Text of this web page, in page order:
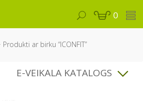
0
Produkti ar birku “ICONFIT”
E-VEIKALA KATALOGS